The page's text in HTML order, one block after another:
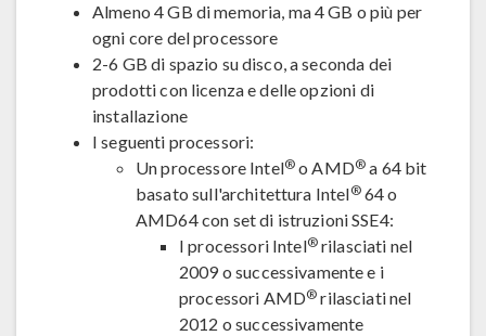
Almeno 4 GB di memoria, ma 4 GB o più per
ogni core del processore
2-6 GB di spazio su disco, a seconda dei
prodotti con licenza e delle opzioni di
installazione
I seguenti processori:
Un processore Intel® o AMD® a 64 bit
basato sull'architettura Intel®64 o
AMD64 con set di istruzioni SSE4:
I processori Intel®rilasciati nel
2009 o successivamente e i
processori AMD® rilasciati nel
2012 o successivamente